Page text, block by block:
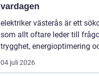
vardagen
elektriker västerås är ett
som allt oftare leder till
trygghet, energioptimering
04 juli 2026